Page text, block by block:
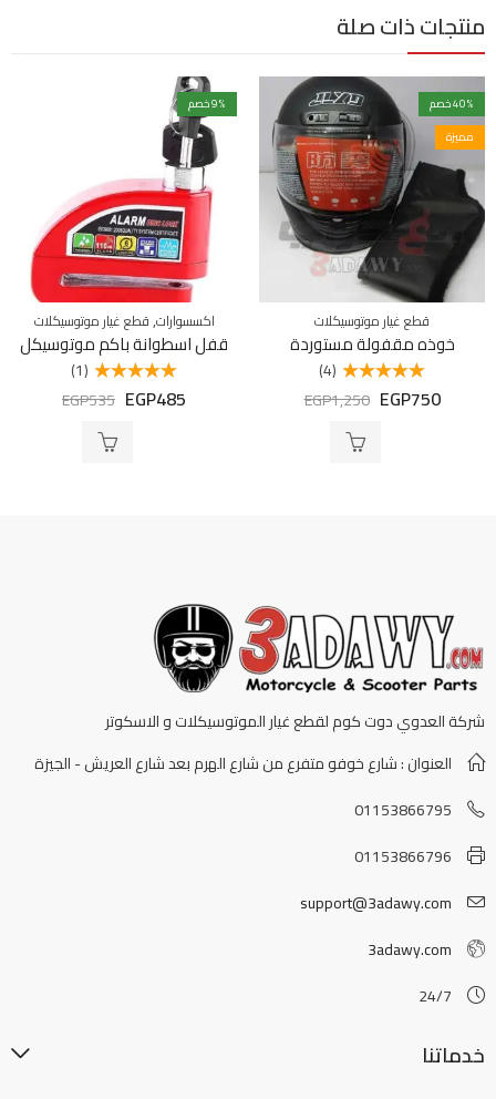
منتجات ذات صلة
40% خصم
مميزة
قطع غيار موتوسيكلات
خوذه مقفولة مستوردة
5.00من 5
(4)
EGP750
EGP1,250
9% خصم
اكسسوارات,قطع غيار موتوسيكلات
قفل اسطوانة باكم موتوسيكل
5.00من 5
(1)
EGP485
EGP535
شركة العدوي دوت كوم لقطع غيار الموتوسيكلات و الاسكوتر
العنوان : شارع خوفو متفرع من شارع الهرم بعد شارع العريش - الجيزة
01153866795
01153866796
support@3adawy.com
3adawy.com
24/7
خدماتنا